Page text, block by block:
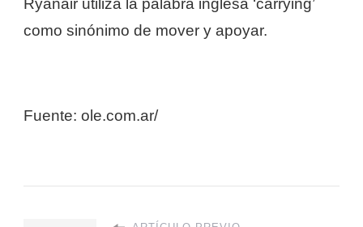
Ryanair utiliza la palabra inglesa ‘carrying’
como sinónimo de mover y apoyar.
Fuente: ole.com.ar/